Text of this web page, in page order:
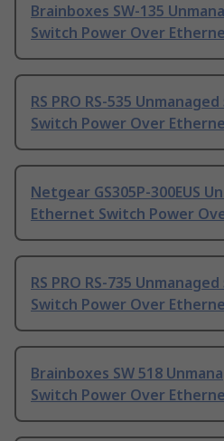
Brainboxes SW-135
Switch Power Over
RS PRO RS-535
Switch Power Over
Netgear GS305P-300EUS
Ethernet Switch Power
RS PRO RS-735
Switch Power Over
Brainboxes SW 518
Switch Power Over